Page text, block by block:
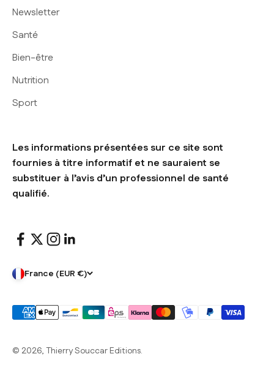
Newsletter
Santé
Bien-être
Nutrition
Sport
Les informations présentées sur ce site sont
fournies à titre informatif et ne sauraient se
substituer à l’avis d’un professionnel de santé
qualifié.
France (EUR €)
© 2026, Thierry Souccar Editions.